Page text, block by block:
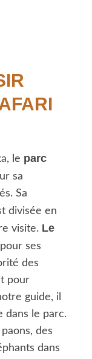
le parc
sa
Sa
divisée en
visite. Le
ses
des
pour
guide, il
dans le parc.
des
dans